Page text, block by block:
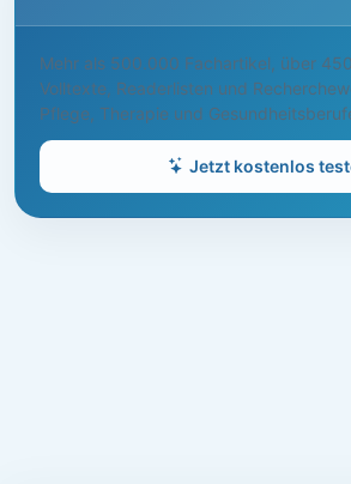
Mehr als 500.000 Fachartikel, über
Volltexte, Readerlisten und
Pflege, Therapie und
Jetzt kostenlos